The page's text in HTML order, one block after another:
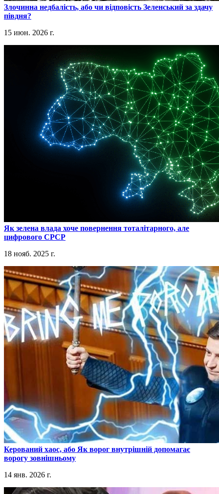
​Злочинна недбалість, або чи відповість Зеленський за здачу
півдня?
15 июн. 2026 г.
​Як зелена влада хоче повернення тоталітарного, але
цифрового СРСР
18 нояб. 2025 г.
​Керований хаос, або Як ворог внутрішній допомагає
ворогу зовнішньому
14 янв. 2026 г.